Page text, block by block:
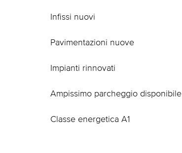
Infissi nuovi
Pavimentazioni nuove
Impianti rinnovati
Ampissimo parcheggio disponibile
Classe energetica A1